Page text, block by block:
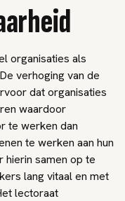
organisaties als
verhoging van de
dat organisaties
waardoor
te werken dan
te werken aan hun
hierin samen op te
lang vitaal en met
lectoraat